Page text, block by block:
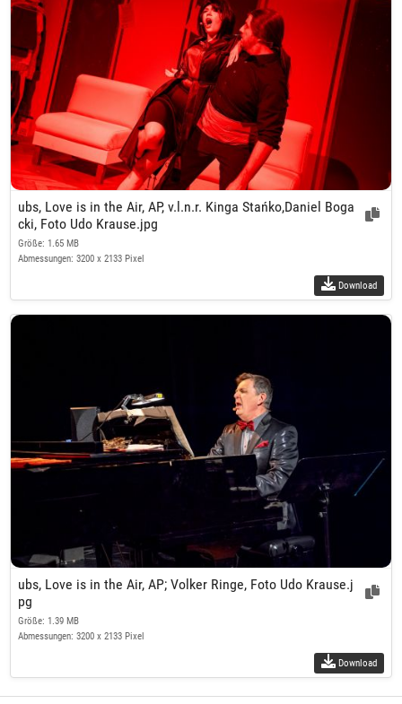
ubs, Love is in the Air, AP, v.l.n.r. Kinga Stańko,Daniel Boga
cki, Foto Udo Krause.jpg
Größe: 1.65 MB
Abmessungen: 3200 x 2133 Pixel
Download
ubs, Love is in the Air, AP; Volker Ringe, Foto Udo Krause.j
pg
Größe: 1.39 MB
Abmessungen: 3200 x 2133 Pixel
Download